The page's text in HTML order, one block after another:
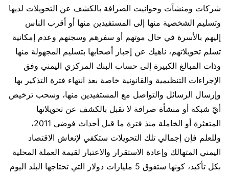
شركات ومنشآت وحوانيت الصرافة بالكشف عن التحويلات لديها
وتسليم الشخصية منها إلى المستفيدين منها أو أقرب الناس
إليهم بالأسرة في حال موتهم أو سفرهم وسجنهم وعدم إمكانية
تسلم تحويلاتهم، ناهيك عن إجبار أصحابها بتسليم المجهولة منها
وذات المبالغ الكبيرة إلى حساب البنك المركزي اليمني وفق
الإجراءات التنظيمية والقانونية خاصة بعد انتهاء فترة التذكير بها
وإرسال الرسائل والتواصل مع المستفيدين منها، وسحب ترخيص
أيّ شبكة أو منشأة صرافة لا تقبل بالكشف عن تحويلاتها
المتعثرة أو الخاملة منذ فترة ما قبل أحداث فوضى 2011،
وللعلم فإن إجمالي تلك التحويلات ستكفي لإنعاش الاقتصاد
اليمني المتهالك وإعادة الاستقرار والاعتبار لقيمة العملة المحلية
بكل تأكيد، كونها ستفوق 5 مليارات دولار التي تحتاجها البلد اليوم